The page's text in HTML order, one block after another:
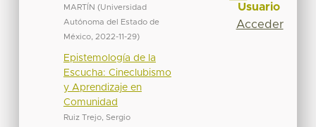
MARTÍN (Universidad
Autónoma del Estado de
México, 2022-11-29)
Epistemología de la
Escucha: Cineclubismo
y Aprendizaje en
Comunidad
Ruiz Trejo, Sergio
Usuario
Acceder